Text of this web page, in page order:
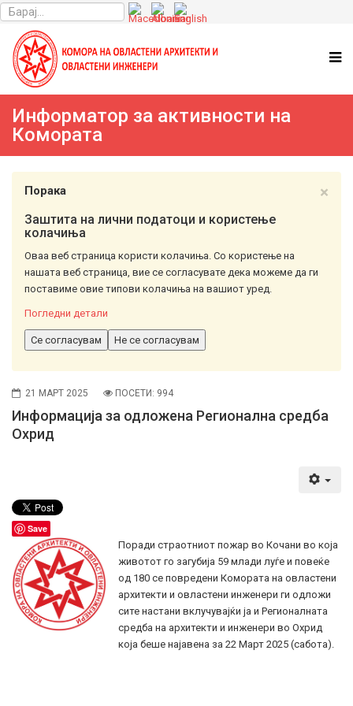
Информатор за активности на
Комората
×
Порака
Заштита на лични податоци и користење
колачиња
Оваа веб страница користи колачиња. Со користење на
нашата веб страница, вие се согласувате дека можеме да ги
поставиме овие типови колачиња на вашиот уред.
Погледни детали
Се согласувам Не се согласувам
21 МАРТ 2025 ПОСЕТИ: 994
Информација за одложена Регионална средба
Охрид
Save
Поради страотниот пожар во Кочани во која
животот го загубија 59 млади луѓе и повеќе
од 180 се повредени Комората на овластени
архитекти и овластени инженери ги одложи
сите настани вклучувајќи ја и Регионалната
средба на архитекти и инженери во Охрид
која беше најавена за 22 Март 2025 (сабота).